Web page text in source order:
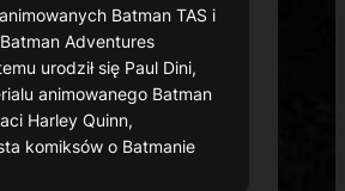
Batman TAS i
Adventures
urodził się Paul Dini,
animowanego Batman
Harley Quinn,
komiksów o Batmanie